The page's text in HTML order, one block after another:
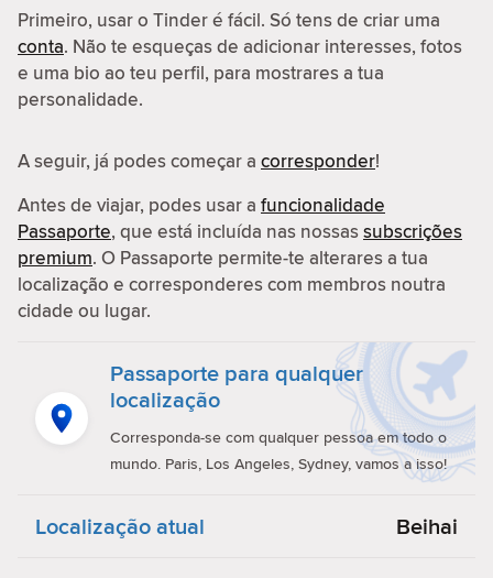
Primeiro, usar o Tinder é fácil. Só tens de criar uma
conta. Não te esqueças de adicionar interesses, fotos
e uma bio ao teu perfil, para mostrares a tua
personalidade.
A seguir, já podes começar a corresponder!
Antes de viajar, podes usar a funcionalidade
Passaporte, que está incluída nas nossassubscrições
premium. O Passaporte permite-te alterares a tua
localização e corresponderes com membros noutra
cidade ou lugar.
Passaporte para qualquer
localização
Corresponda-se com qualquer pessoa em todo o
mundo. Paris, Los Angeles, Sydney, vamos a isso!
Localização atual Beihai